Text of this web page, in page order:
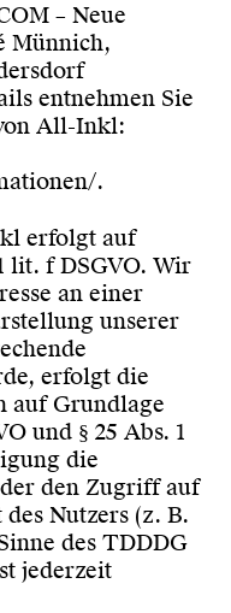
– Neue
Münnich,
entnehmen Sie
All-Inkl:
.
erfolgt auf
lit. f DSGVO. Wir
an einer
unserer
erfolgt die
auf Grundlage
und § 25 Abs. 1
die
den Zugriff auf
Nutzers (z. B.
des TDDDG
jederzeit